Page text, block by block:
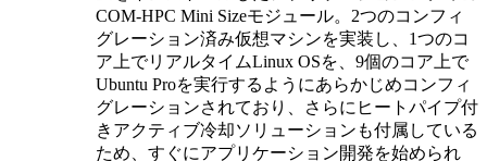
COM-HPC Mini Sizeモジュール。2つのコンフィ
グレーション済み仮想マシンを実装し、1つのコ
ア上でリアルタイムLinux OSを、9個のコア上で
Ubuntu Proを実行するようにあらかじめコンフィ
グレーションされており、さらにヒートパイプ付
きアクティブ冷却ソリューションも付属している
ため、すぐにアプリケーション開発を始められ